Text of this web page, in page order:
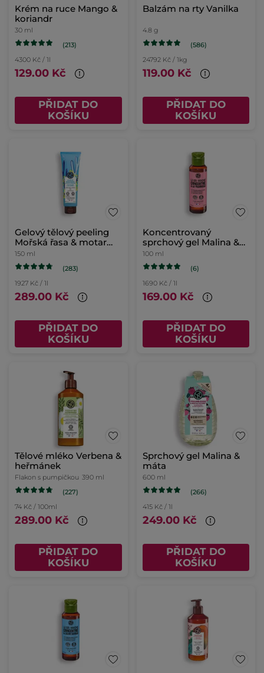
Krém na ruce Mango &
koriandr
30 ml
(213)
4300 Kč / 1l
129.00 Kč
PŘIDAT DO
KOŠÍKU
Balzám na rty Vanilka
4.8 g
(586)
24792 Kč / 1kg
119.00 Kč
PŘIDAT DO
KOŠÍKU
Gelový tělový peeling
Mořská řasa & motar
přímořský
150 ml
(283)
1927 Kč / 1l
289.00 Kč
PŘIDAT DO
KOŠÍKU
Koncentrovaný
sprchový gel Malina &
máta
100 ml
(6)
1690 Kč / 1l
169.00 Kč
PŘIDAT DO
KOŠÍKU
Tělové mléko Verbena &
heřmánek
Flakon s pumpičkou 390 ml
(227)
74 Kč / 100ml
289.00 Kč
PŘIDAT DO
KOŠÍKU
Sprchový gel Malina &
máta
600 ml
(266)
415 Kč / 1l
249.00 Kč
PŘIDAT DO
KOŠÍKU